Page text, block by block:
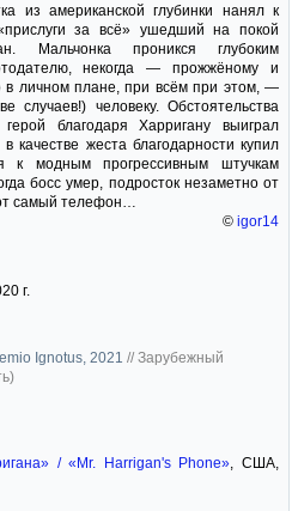
из американской глубинки нанял к
за всё» ушедший на покой
Мальчонка проникся глубоким
некогда — прожжёному и
в личном плане, при всём при этом, —
случаев!) человеку. Обстоятельства
благодаря Харригану выиграл
качестве жеста благодарности купил
к модным прогрессивным штучкам
босс умер, подросток незаметно от
самый телефон…
© igor14
г.
Ignotus, 2021 //Зарубежный
/ «Mr. Harrigan's Phone» , США,